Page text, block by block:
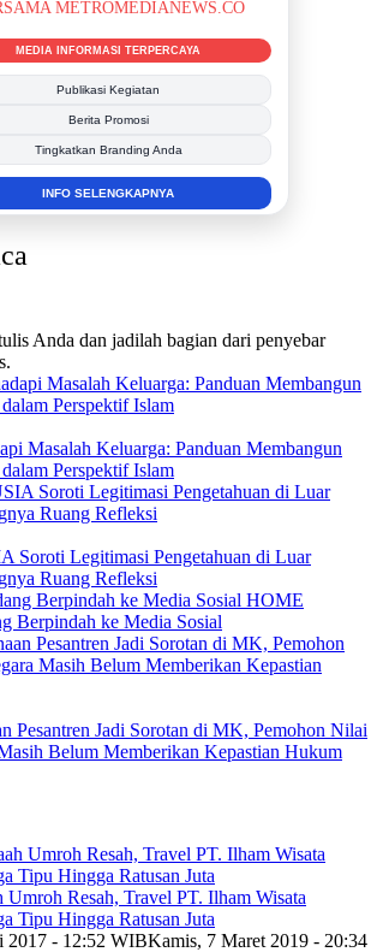
JANGKAU LEBIH BANYAK PEMBACA
Berita Promosi
Profil Perusahaan
Publikasi Produk & Jasa
PASANG SEKARANG
Anda dan jadilah bagian dari penyebar
Masalah Keluarga: Panduan Membangun
Perspektif Islam
Soroti Legitimasi Pengetahuan di Luar
Ruang Refleksi
HOME
Berpindah ke Media Sosial
Pesantren Jadi Sorotan di MK, Pemohon Nilai
Belum Memberikan Kepastian Hukum
Umroh Resah, Travel PT. Ilham Wisata
Tipu Hingga Ratusan Juta
2017 - 12:52 WIBKamis, 7 Maret 2019 - 20:34